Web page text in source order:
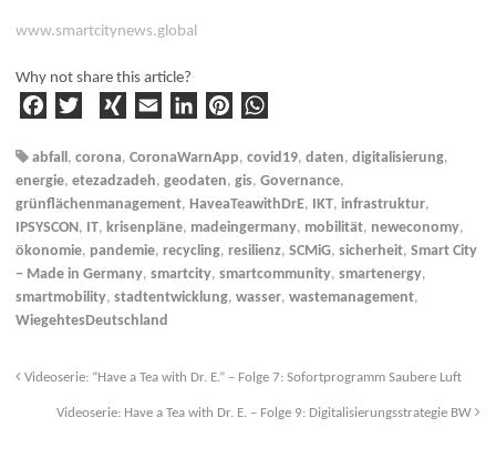
www.smartcitynews.global
Why not share this article?
F
c
e
b
o
o
k
it
t
e
r
X
N
G
E
ai
l
Li
k
e
d
I
n
Pi
t
e
r
e
st
a
ts
A
p
p
abfall , corona, CoronaWarnApp, covid19, daten, digitalisierung,
energie, etezadzadeh, geodaten, gis, Governance,
grünflächenmanagement, HaveaTeawithDrE, IKT, infrastruktur,
IPSYSCON, IT, krisenpläne, madeingermany, mobilität, neweconomy,
ökonomie, pandemie, recycling, resilienz, SCMiG, sicherheit, Smart City
– Made in Germany, smartcity, smartcommunity, smartenergy,
smartmobility, stadtentwicklung, wasser, wastemanagement,
WiegehtesDeutschland
Videoserie: “Have a Tea with Dr. E.” – Folge 7: Sofortprogramm Saubere Luft
Videoserie: Have a Tea with Dr. E. – Folge 9: Digitalisierungsstrategie BW